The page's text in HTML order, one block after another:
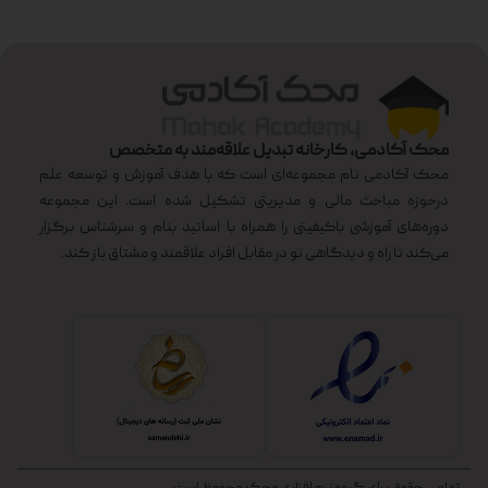
محک آکادمی، کارخانه تبدیل علاقه‌مند به متخصص
محک آکادمی نام مجموعه‌ای است که با هدف آموزش و توسعه علم
درحوزه مباحث مالی و مدیریتی تشکیل شده است. این مجموعه
دوره‌های آموزشی باکیفیتی را همراه با اساتید بنام و سرشناس برگزار
می‌کند تا راه و دیدگاهی نو در مقابل افراد علاقمند و مشتاق باز کند.